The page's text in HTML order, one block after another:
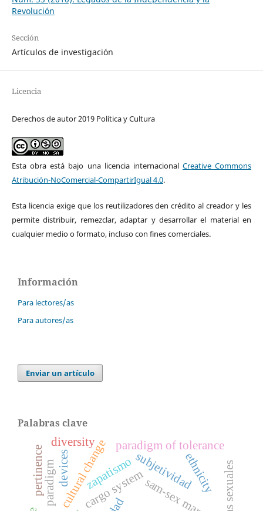
Revolución
Sección
Artículos de investigación
Licencia
Derechos de autor 2019 Política y Cultura
Esta obra está bajo una licencia internacional Creative Commons
Atribución-NoComercial-CompartirIgual 4.0.
Esta licencia exige que los reutilizadores den crédito al creador y les
permite distribuir, remezclar, adaptar y desarrollar el material en
cualquier medio o formato, incluso con fines comerciales.
Información
Para lectores/as
Para autores/as
Enviar un artículo
Palabras clave
cargo systemsubjetividad
paradigm of tolerance
cultural change
devices ethnicity
zapatismo
paradigm
diversity
pertinence